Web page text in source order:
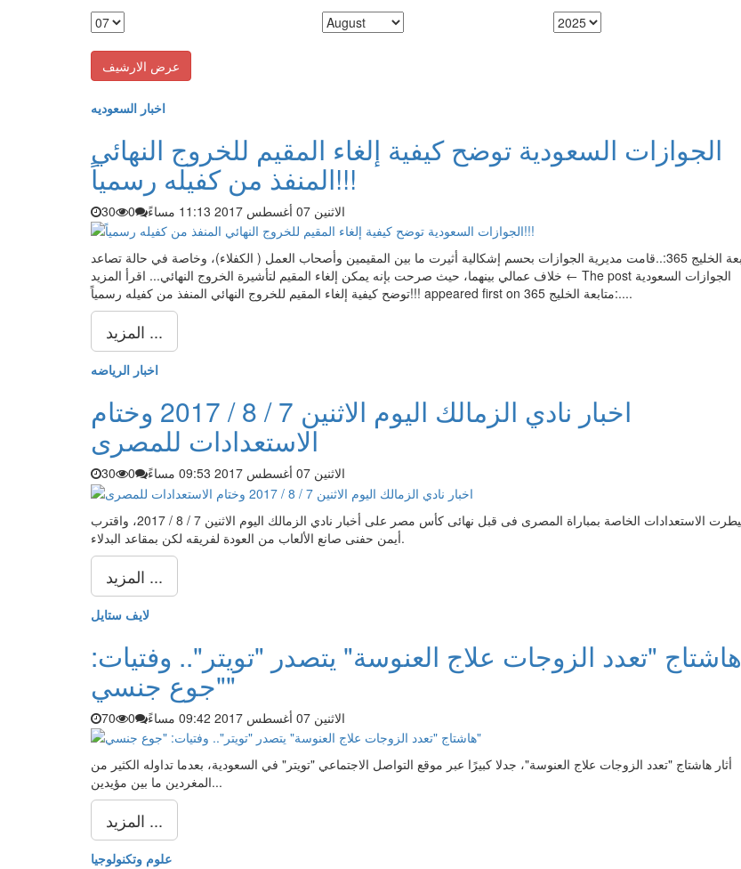
اخبار السعوديه
الجوازات السعودية توضح كيفية إلغاء المقيم للخروج النهائي
المنفذ من كفيله رسمياً!!!
الاثنين 07 أغسطس 2017 11:13 مساءً 0
30
متابعة الخليج 365:..قامت مديرية الجوازات بحسم إشكالية أثيرت ما بين المقيمين وأصحاب العمل ( الكفلاء)، وخاصة في حالة تصاعد
خلاف عمالي بينهما، حيث صرحت بإنه يمكن إلغاء المقيم لتأشيرة الخروج النهائي... اقرأ المزيد ← The post الجوازات السعودية
توضح كيفية إلغاء المقيم للخروج النهائي المنفذ من كفيله رسمياً!!! appeared first on متابعة الخليج 365:....
المزيد ...
اخبار الرياضه
اخبار نادي الزمالك اليوم الاثنين 7 / 8 / 2017 وختام
الاستعدادات للمصرى
الاثنين 07 أغسطس 2017 09:53 مساءً 0
30
سيطرت الاستعدادات الخاصة بمباراة المصرى فى قبل نهائى كأس مصر على أخبار نادي الزمالك اليوم الاثنين 7 / 8 / 2017، واقترب
أيمن حفنى صانع الألعاب من العودة لفريقه لكن بمقاعد البدلاء.
المزيد ...
لايف ستايل
هاشتاج "تعدد الزوجات علاج العنوسة" يتصدر "تويتر".. وفتيات:
"جوع جنسي"
الاثنين 07 أغسطس 2017 09:42 مساءً 0
70
أثار هاشتاج "تعدد الزوجات علاج العنوسة"، جدلا كبيرًا عبر موقع التواصل الاجتماعي "تويتر" في السعودية، بعدما تداوله الكثير من
المغردين ما بين مؤيدين...
المزيد ...
علوم وتكنولوجيا